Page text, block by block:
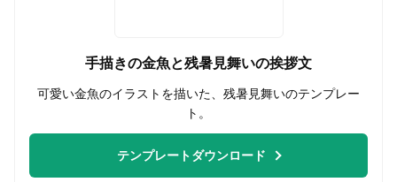
手描きの金魚と残暑見舞いの挨拶文
可愛い金魚のイラストを描いた、残暑見舞いのテンプレー
ト。
テンプレートダウンロード